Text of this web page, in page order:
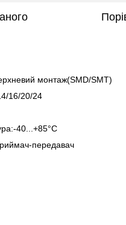
монтаж(SMD/SMT)
16/20/24
40...+85°С
передавач